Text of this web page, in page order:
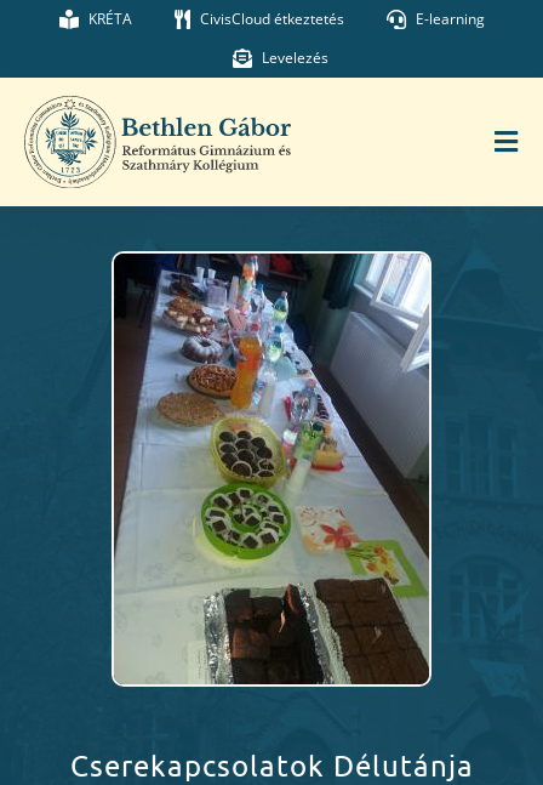
Kihagyás KRÉTA CivisCloud étkeztetés
E-learning
Levelezés
Munkatársaink
Kollégium
Diákjaink
Cserekapcsolatok Délutánja